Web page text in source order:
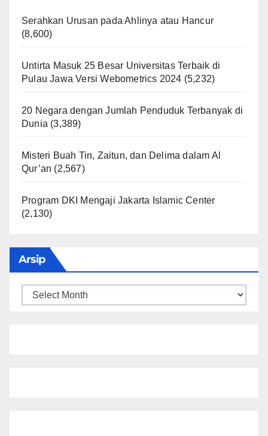
Serahkan Urusan pada Ahlinya atau Hancur
(8,600)
Untirta Masuk 25 Besar Universitas Terbaik di
Pulau Jawa Versi Webometrics 2024 (5,232)
20 Negara dengan Jumlah Penduduk Terbanyak di
Dunia (3,389)
Misteri Buah Tin, Zaitun, dan Delima dalam Al
Qur’an (2,567)
Program DKI Mengaji Jakarta Islamic Center
(2,130)
Arsip
Arsip